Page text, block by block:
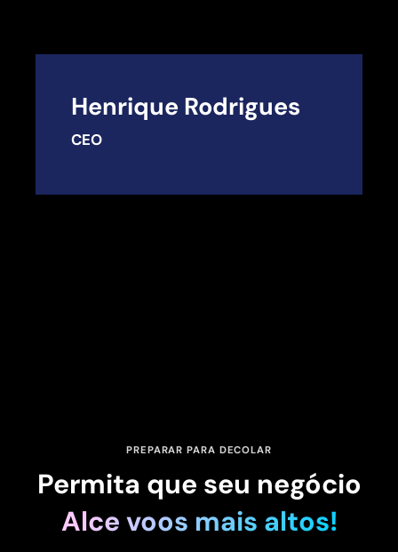
Henrique Rodrigues
CEO
PREPARAR PARA DECOLAR
Permita que seu negócio
Alce voos mais altos!